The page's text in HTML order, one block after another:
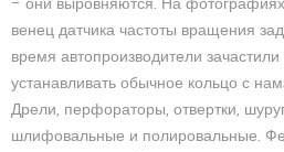
– они выровняются. На
венец датчика частоты вращения
время автопроизводители
устанавливать обычное кольцо с
Дрели, перфораторы, отвертки,
шлифовальные и полировальные.